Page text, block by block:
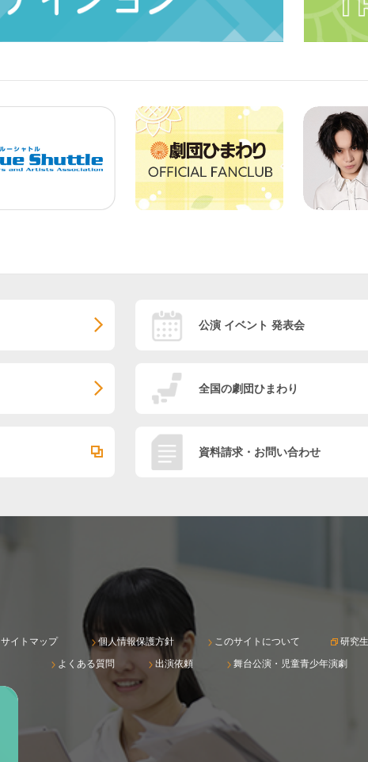
公演 イベント 発表会
全国の劇団ひまわり
資料請求・お問い合わせ
サイトマップ 個人情報保護方針 このサイトについて 研究
よくある質問
出演依頼 舞台公演・児童青少年演劇